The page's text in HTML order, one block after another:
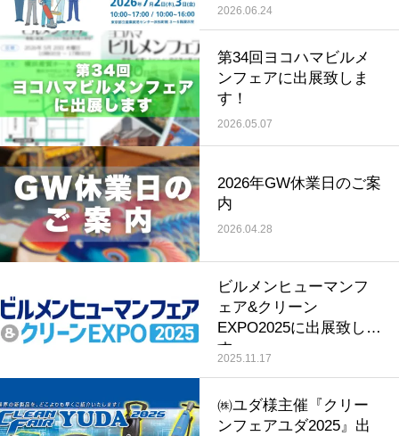
2026.06.24
第34回ヨコハマビルメ
ンフェアに出展致しま
す！
2026.05.07
2026年GW休業日のご案
内
2026.04.28
ビルメンヒューマンフ
ェア&クリーン
EXPO2025に出展致しま
す
2025.11.17
㈱ユダ様主催『クリー
ンフェアユダ2025』出